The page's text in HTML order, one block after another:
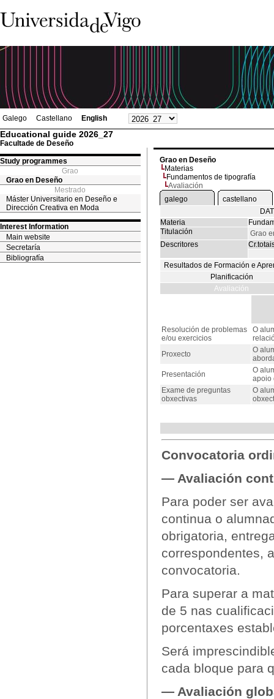
Galego Castellano English
Educational guide 2026_27
Facultade de Deseño
Study programmes
Grao
Grao en Deseño
Mestrado
Máster Universitario en Deseño e
Dirección Creativa en Moda
Interest Information
Main website
Secretaría
Bibliografía
Grao en Deseño
Materias
Fundamentos de tipografía
Avaliación
galego
castellano
Materia
Titulación
Grao
Descritores
Resultados de Formación e
Planificación
Avaliación
Resolución de problemas
e/ou exercicios
O
Proxecto
O
Presentación
O
apoio
Exame de preguntas
obxectivas
O
Convocatoria
— Avaliación
Para poder ser
continua o
obrigatoria,
correspondentes,
convocatoria.
Para superar a
de 5 nas
porcentaxes
Será
cada bloque para
— Avaliación